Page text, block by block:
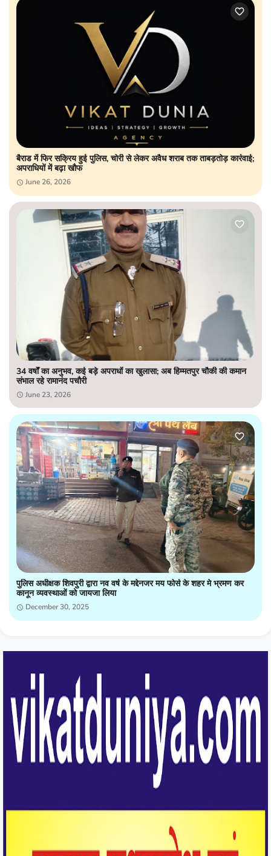
बैराड में फिर सक्रिय हुई पुलिस, चोरी से लेकर अवैध शराब तक ताबड़तोड़ कार्रवाई;
अपराधियों में बढ़ा खौफ
June 26, 2026
34 वर्षों का अनुभव, कई बड़े अपराधों का खुलासा; अब हिम्मतपुर चौकी की कमान
संभाल रहे रामानंद पचौरी
June 23, 2026
पुलिस अधीक्षक शिवपुरी द्वारा नव वर्ष के मद्देनजर मय फोर्स के शहर मे भ्रमण कर
कानून व्यवस्थाओं को जायजा लिया
December 30, 2025